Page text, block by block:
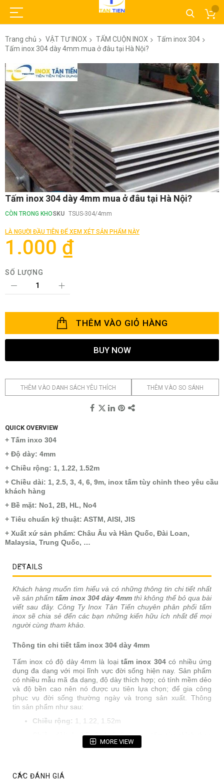
Trang chủ VẬT TƯ INOX TẤM CUỘN INOX
Tấm inox 304
Tấm inox 304 dày 4mm mua ở đâu tại Hà Nội?
Chuyển
đến
phần
đầu
của
thư
viện
hình
ảnh
Chuyển
đến
phần
của
thư
hình
Tấm inox 304 dày 4mm mua ở đâu tại Hà Nội?
CÒN TRONG KHOSKU TSUS-304/4mm
LÀ NGƯỜI ĐẦU TIÊN ĐỂ XEM XÉT SẢN PHẨM NÀY
1.000 ₫
SỐ LƯỢNG
THÊM VÀO GIỎ HÀNG
BUY NOW
THÊM VÀO DANH SÁCH YÊU THÍCH THÊM VÀO SO SÁNH
QUICK OVERVIEW
+ Tấm inxo 304
+ Độ dày: 4mm
+ Chiều rộng: 1, 1.22, 1.52m
+ Chiều dài: 1, 2.5, 3, 4, 6, 9m, inox tấm tùy chỉnh theo yêu cầu
khách hàng
+ Bề mặt: No1, 2B, HL, No4
+ Tiêu chuẩn kỹ thuật: ASTM, AISI, JIS
+ Xuất xứ sản phẩm: Châu Âu và Hàn Quốc, Đài Loan,
Malaysia, Trung Quốc, …
DETAILS
Khách hàng muốn tìm hiểu và có những thông tin chi tiết nhất
về sản phẩmtấm inox 304 dày 4mm thì không thể bỏ qua bài
viết sau đây. Công Ty Inox Tân Tiến chuyên phân phối tấm
inox sẽ chia sẻ đến các bạn những kiến hữu ích nhất để mọi
người cùng tham khảo.
Thông tin chi tiết tấm inox 304 dày 4mm
Tấm inox có độ dày 4mm là loạitấm inox 304có nhiều ứng
dụng đa dạng với mọi lĩnh vực đời sống hiện nay. Sản phẩm
có nhiều mẫu mã đa dạng, độ dày thích hợp; có tính mềm dẻo
và độ bền cao nên nó được ưu tiên lựa chọn; để gia công
phục vụ đời sống thường ngày và trong sản xuất. Thông
tin sản phẩm như sau:
Chiều rộng: 1, 1.22, 1.52m
1, 2.5, 3, 4, 6, 9m, inox tấm tùy chỉnh theo
yêu cầu khách hàng
Tiêu chuẩn kỹ thuật:
MORE VIEW
CÁC ĐÁNH GIÁ